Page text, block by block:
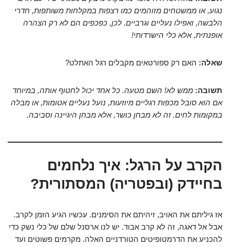
נגוע, או ממשטחים מזוהמים כמו רצפות במקלחות משותפות, חדרי
הלבשה, ואפילו נעליים וגרביים. לכן, כפכפים הם לא רק הצהרה
אופנתית, אלא כלי הישרדותי!
שאלה: האם רק ספורטאים מקבלים רגל האתלט?
תשובה: ממש לא! השם מטעה. כל אחד יכול לחטוף אותה, במיוחד
אם הוא סובל מכפות רגליים מיוזעות, נועל נעליים אטומות, או מבלה
במקומות לחים. זה לא מבחן כושר, אלא מבחן היגיינה וסביבה.
הקרב על הרגל: איך נלחמים
בחיידק (ובפטריה) המסתורית?
אז גיליתם את האויב, זיהיתם את הסימנים. עכשיו הגיע הזמן לקרב.
אבל אל דאגה, זה לא קרב אבוד. יש לנו ארסנל שלם של כלי נשק כדי
להכניע את הדרמטופיטים הטורדניים האלה. מקרמים פשוטים ועד